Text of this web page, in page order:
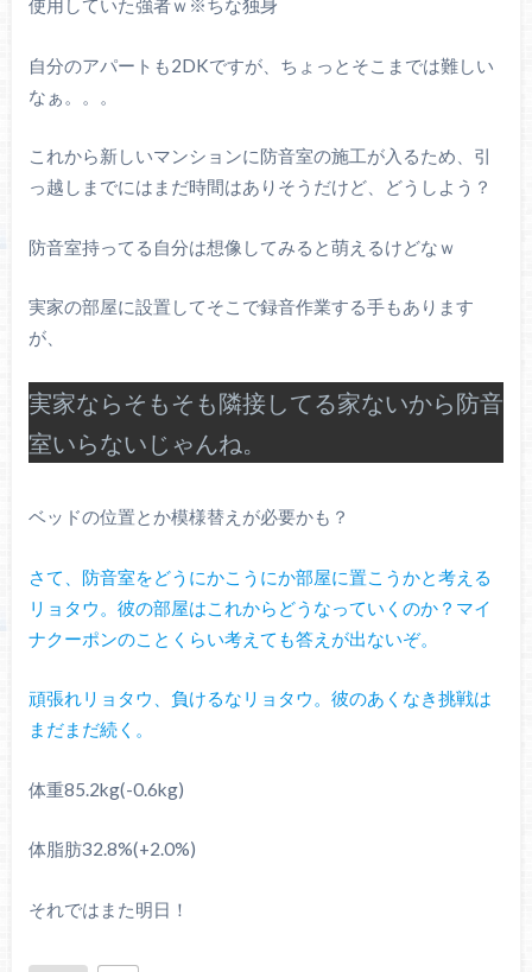
使用していた強者ｗ※ちな独身
自分のアパートも2DKですが、ちょっとそこまでは難しい
なぁ。。。
これから新しいマンションに防音室の施工が入るため、引
っ越しまでにはまだ時間はありそうだけど、どうしよう？
防音室持ってる自分は想像してみると萌えるけどなｗ
実家の部屋に設置してそこで録音作業する手もあります
が、
実家ならそもそも隣接してる家ないから防音
室いらないじゃんね。
ベッドの位置とか模様替えが必要かも？
さて、防音室をどうにかこうにか部屋に置こうかと考える
リョタウ。彼の部屋はこれからどうなっていくのか？マイ
ナクーポンのことくらい考えても答えが出ないぞ。
頑張れリョタウ、負けるなリョタウ。彼のあくなき挑戦は
まだまだ続く。
体重85.2kg(-0.6kg)
体脂肪32.8%(+2.0%)
それではまた明日！